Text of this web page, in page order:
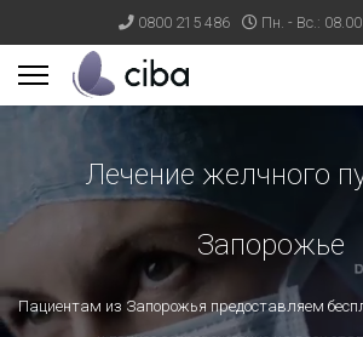
0800 215 486 Пн. - Вс.:
Лечение желчного
Запорожье
Пациентам из Запорожья предоставляем